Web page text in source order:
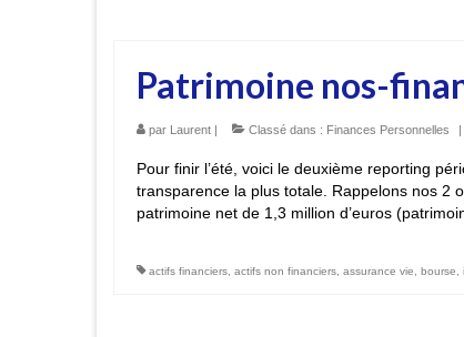
Patrimoine nos-
par Laurent Classé dans : Finances Personnelles
Pour finir l’été, voici le deuxième reporting
transparence la plus totale. Rappelons nos 2
patrimoine net de 1,3 million d’euros
actifs financiers, actifs non financiers, assurance vie, bourse,